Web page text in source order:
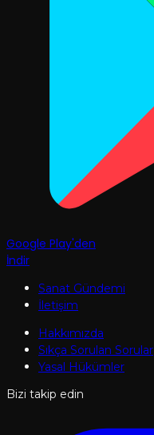
Google Play'den
İndir
Sanat Gündemi
İletişim
Hakkımızda
Sıkça Sorulan Sorular
Yasal Hükümler
Bizi takip edin